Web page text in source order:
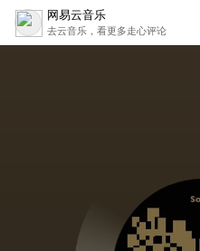
网易云音乐
去云音乐，看更多走心评论